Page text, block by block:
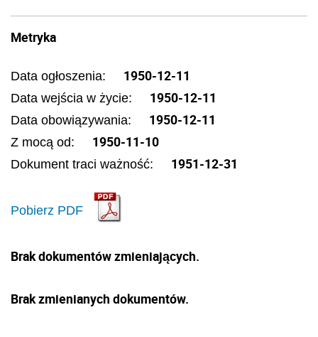
Metryka
Data ogłoszenia: 1950-12-11
Data wejścia w życie: 1950-12-11
Data obowiązywania: 1950-12-11
Z mocą od: 1950-11-10
Dokument traci ważność: 1951-12-31
Pobierz PDF
Brak dokumentów zmieniających.
Brak zmienianych dokumentów.